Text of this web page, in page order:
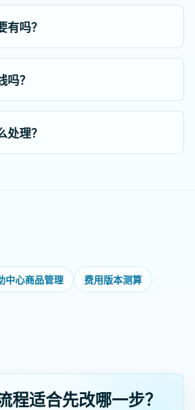
有吗？
吗？
处理？
中心商品管理
费用版本测算
程适合先改哪一步？